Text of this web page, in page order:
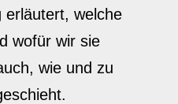
erläutert, welche
wofür wir sie
wie und zu